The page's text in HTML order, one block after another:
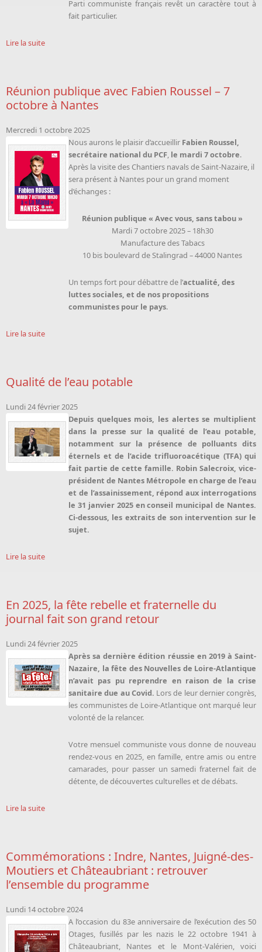
Parti communiste français revêt un caractère tout à
fait particulier.
Lire la suite
Réunion publique avec Fabien Roussel – 7
octobre à Nantes
Mercredi 1 octobre 2025
Nous aurons le plaisir d’accueillir Fabien Roussel,
secrétaire national du PCF, le mardi 7 octobre.
Après la visite des Chantiers navals de Saint-Nazaire, il
sera présent à Nantes pour un grand moment
d’échanges :
Réunion publique « Avec vous, sans tabou »
Mardi 7 octobre 2025 – 18h30
Manufacture des Tabacs
10 bis boulevard de Stalingrad – 44000 Nantes
Un temps fort pour débattre de l’actualité, des
luttes sociales, et de nos propositions
communistes pour le pays.
Lire la suite
Qualité de l’eau potable
Lundi 24 février 2025
Depuis quelques mois, les alertes se multiplient
dans la presse sur la qualité de l’eau potable,
notamment sur la présence de polluants dits
éternels et de l’acide trifluoroacétique (TFA) qui
fait partie de cette famille. Robin Salecroix, vice-
président de Nantes Métropole en charge de l’eau
et de l’assainissement, répond aux interrogations
le 31 janvier 2025 en conseil municipal de Nantes.
Ci-dessous, les extraits de son intervention sur le
sujet.
Lire la suite
En 2025, la fête rebelle et fraternelle du
journal fait son grand retour
Lundi 24 février 2025
Après sa dernière édition réussie en 2019 à Saint-
Nazaire, la fête des Nouvelles de Loire-Atlantique
n’avait pas pu reprendre en raison de la crise
sanitaire due au Covid. Lors de leur dernier congrès,
les communistes de Loire-Atlantique ont marqué leur
volonté de la relancer.
Votre mensuel communiste vous donne de nouveau
rendez-vous en 2025, en famille, entre amis ou entre
camarades, pour passer un samedi fraternel fait de
détente, de découvertes culturelles et de débats.
Lire la suite
Commémorations : Indre, Nantes, Juigné-des-
Moutiers et Châteaubriant : retrouver
l’ensemble du programme
Lundi 14 octobre 2024
A l’occasion du 83e anniversaire de l’exécution des 50
Otages, fusillés par les nazis le 22 octobre 1941 à
Châteaubriant, Nantes et le Mont-Valérien, voici